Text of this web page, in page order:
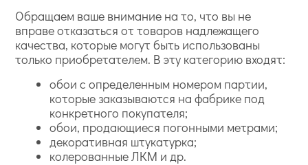
Обращаем ваше внимание на то, что вы не
вправе отказаться от товаров надлежащего
качества, которые могут быть использованы
только приобретателем. В эту категорию входят:
обои с определенным номером партии,
которые заказываются на фабрике под
конкретного покупателя;
обои, продающиеся погонными метрами;
декоративная штукатурка;
колерованные ЛКМ и др.